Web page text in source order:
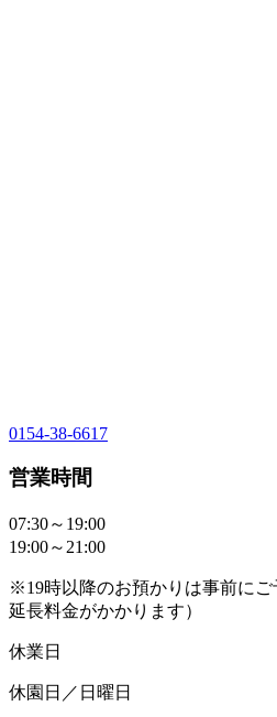
0154-38-6617
営業時間
07:30～19:00
19:00～21:00
※19時以降のお預かりは事前に
延長料金がかかります）
休業日
休園日／日曜日